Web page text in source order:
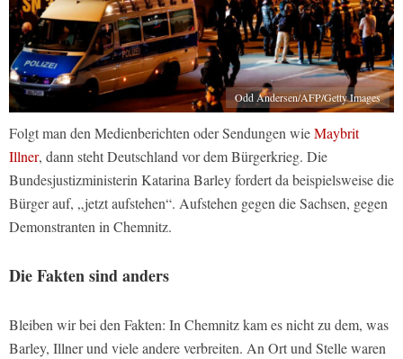
Odd Andersen/AFP/Getty Images
Folgt man den Medienberichten oder Sendungen wieMaybrit
Illner, dann steht Deutschland vor dem Bürgerkrieg. Die
Bundesjustizministerin Katarina Barley fordert da beispielsweise die
Bürger auf, „jetzt aufstehen“. Aufstehen gegen die Sachsen, gegen
Demonstranten in Chemnitz.
Die Fakten sind anders
Bleiben wir bei den Fakten: In Chemnitz kam es nicht zu dem, was
Barley, Illner und viele andere verbreiten. An Ort und Stelle waren